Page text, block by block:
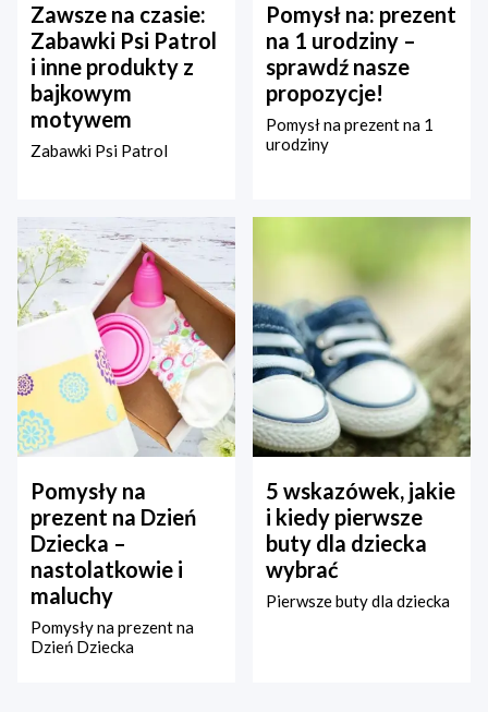
Zawsze na czasie:
Zabawki Psi Patrol
i inne produkty z
bajkowym
motywem
Zabawki Psi Patrol
Pomysł na: prezent
na 1 urodziny –
sprawdź nasze
propozycje!
Pomysł na prezent na 1
urodziny
Pomysły na
prezent na Dzień
Dziecka –
nastolatkowie i
maluchy
Pomysły na prezent na
Dzień Dziecka
5 wskazówek, jakie
i kiedy pierwsze
buty dla dziecka
wybrać
Pierwsze buty dla dziecka